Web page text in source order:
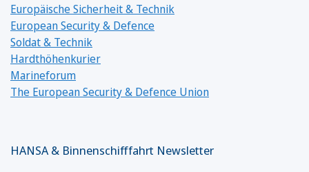
Europäische Sicherheit & Technik
European Security & Defence
Soldat & Technik
Hardthöhenkurier
Marineforum
The European Security & Defence Union
HANSA & Binnenschifffahrt Newsletter